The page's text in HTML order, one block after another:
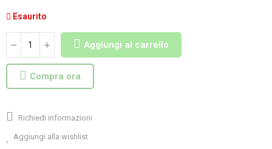
Esaurito
Aggiungi al carrello
Compra ora
Richiedi informazioni
Aggiungi alla wishlist